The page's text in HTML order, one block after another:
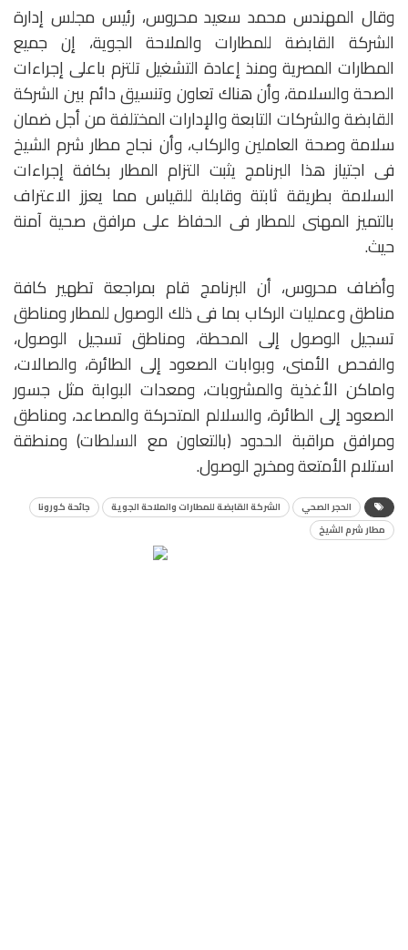
وقال المهندس محمد سعيد محروس، رئيس مجلس إدارة
الشركة القابضة للمطارات والملاحة الجوية، إن جميع
المطارات المصرية ومنذ إعادة التشغيل تلتزم باعلى إجراءات
الصحة والسلامة، وأن هناك تعاون وتنسيق دائم بين الشركة
القابضة والشركات التابعة والإدارات المختلفة من أجل ضمان
سلامة وصحة العاملين والركاب، وأن نجاح مطار شرم الشيخ
فى اجتياز هذا البرنامج يثبت التزام المطار بكافة إجراءات
السلامة بطريقة ثابتة وقابلة للقياس مما يعزز الاعتراف
بالتميز المهنى للمطار فى الحفاظ على مرافق صحية آمنة
حيث.
وأضاف محروس، أن البرنامج قام بمراجعة تطهير كافة
مناطق وعمليات الركاب بما فى ذلك الوصول للمطار ومناطق
تسجيل الوصول إلى المحطة، ومناطق تسجيل الوصول،
والفحص الأمنى​، وبوابات الصعود إلى الطائرة، والصالات،
واماكن الأغذية والمشروبات، ومعدات البوابة مثل جسور
الصعود إلى الطائرة، والسلالم المتحركة والمصاعد، ومناطق
ومرافق مراقبة الحدود (بالتعاون مع السلطات) ومنطقة
استلام الأمتعة ومخرج الوصول.
الحجر الصحي الشركة القابضة للمطارات والملاحة الجوية
جائحة كورونا
مطار شرم الشيخ